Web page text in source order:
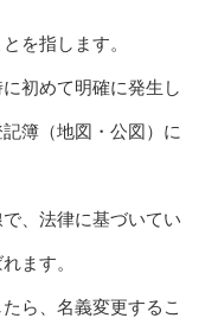
を指します。
初めて明確に発生し
簿（地図・公図）に
、法律に基づいてい
ます。
ら、名義変更するこ